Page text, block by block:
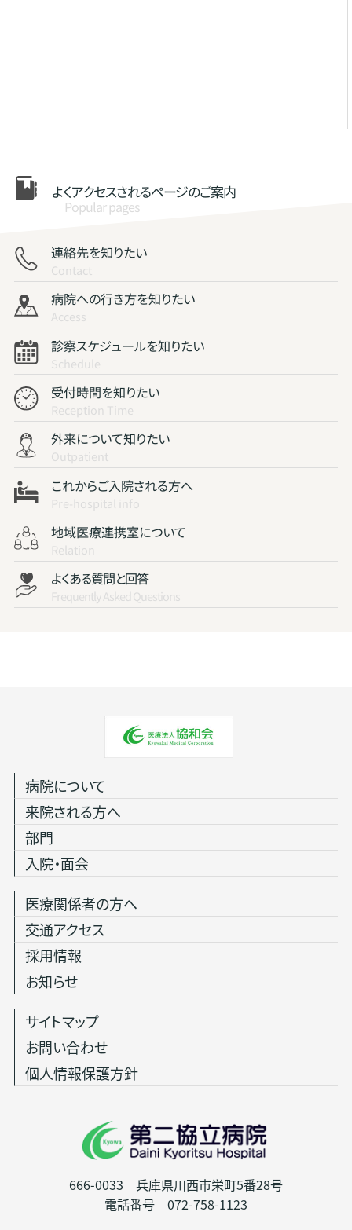
よくアクセスされるページのご案内
Popular pages
連絡先を知りたい
Contact
病院への行き方を知りたい
Access
診察スケジュールを知りたい
Schedule
受付時間を知りたい
Reception Time
外来について知りたい
Outpatient
これからご入院される方へ
Pre-hospital info
地域医療連携室について
Relation
よくある質問と回答
Frequently Asked Questions
666-0033 兵庫県川西市栄町5番28号
電話番号 072-758-1123
病院について
来院される方へ
部門
入院・面会
医療関係者の方へ
交通アクセス
採用情報
お知らせ
サイトマップ
お問い合わせ
個人情報保護方針